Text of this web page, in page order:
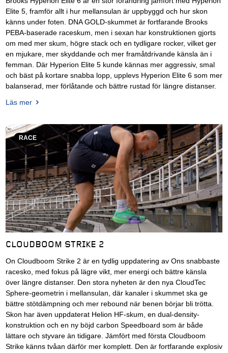
Elite 5, framför allt i hur mellansulan är uppbyggd och hur skon
känns under foten. DNA GOLD-skummet är fortfarande Brooks
PEBA-baserade raceskum, men i sexan har konstruktionen gjorts
om med mer skum, högre stack och en tydligare rocker, vilket ger
en mjukare, mer skyddande och mer framåtdrivande känsla än i
femman. Där Hyperion Elite 5 kunde kännas mer aggressiv, smal
och bäst på kortare snabba lopp, upplevs Hyperion Elite 6 som mer
balanserad, mer förlåtande och bättre rustad för längre distanser.
Läs mer
RACE
CLOUDBOOM STRIKE 2
On Cloudboom Strike 2 är en tydlig uppdatering av Ons snabbaste
racesko, med fokus på lägre vikt, mer energi och bättre känsla
över längre distanser. Den stora nyheten är den nya CloudTec
Sphere-geometrin i mellansulan, där kanaler i skummet ska ge
bättre stötdämpning och mer rebound när benen börjar bli trötta.
Skon har även uppdaterat Helion HF-skum, en dual-density-
konstruktion och en ny böjd carbon Speedboard som är både
lättare och styvare än tidigare. Jämfört med första Cloudboom
Strike känns tvåan därför mer komplett. Den är fortfarande explosiv